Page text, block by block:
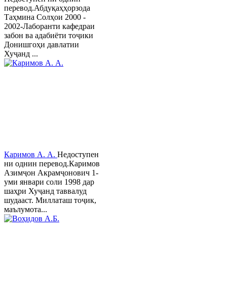
перевод.Абдуқаҳҳорзода
Таҳмина Солҳои 2000 -
2002-Лаборанти кафедраи
забон ва адабиёти тоҷики
Донишгоҳи давлатии
Хуҷанд ...
Каримов А. А. Недоступен
ни однин перевод.Каримов
Азимҷон Акрамҷонович 1-
уми январи соли 1998 дар
шаҳри Хуҷанд таввалуд
шудааст. Миллаташ тоҷик,
маълумота...